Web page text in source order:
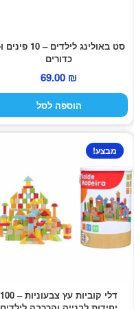
משחקי חצר לגן ילדים
כדורים
69.00 ₪
הוספה לסל
דלי קוביות עץ צבעוניות – 100
מבצע!